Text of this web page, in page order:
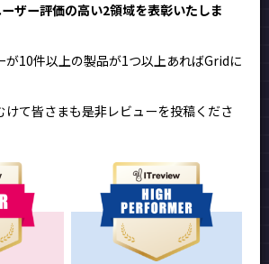
ザー評価の高い2領域を表彰いたしま
が10件以上の製品が1つ以上あればGridに
て皆さまも是非レビューを投稿くださ